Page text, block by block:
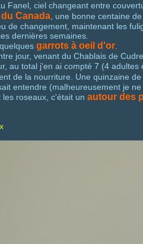
Fanel, ciel changeant entre
Canada , une bonne centaine
de changement, maintenant les
dernières semaines.
garrots à oeil d'or
jour, venant du Chablais de
au total j'en ai compté 7 (4
de la nourriture. Une quinzaine de
entendre (malheureusement je
roseaux, c'était un autour des